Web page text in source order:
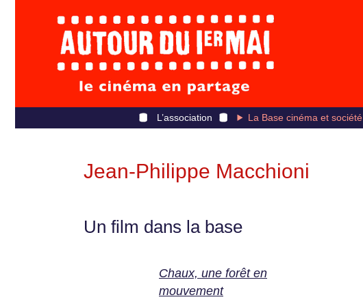
L’association La Base cinéma et société
Jean-Philippe Macchioni
Un film dans la base
Chaux, une forêt en
mouvement